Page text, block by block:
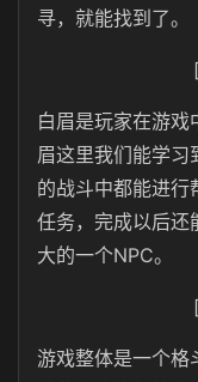
寻，就能找到了。
白眉是玩家在游戏
眉这里我们能学习
的战斗中都能进行
任务，完成以后还
大的一个NPC。
游戏整体是一个格